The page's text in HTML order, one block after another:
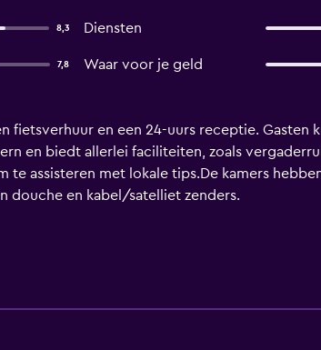
8,3 Diensten
7,8 Waar voor je geld
en een 24-uurs receptie. Gasten
en biedt allerlei faciliteiten, zoals
assisteren met lokale tips.De kamers
douche en kabel/satelliet zenders.